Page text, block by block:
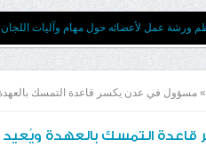
ورشة عمل لأعضائه حول مهام وآليات
» مسؤول في عدن يكسر قاعدة التمسك بالعهدة
التمسك بالعهدة ويُعيد